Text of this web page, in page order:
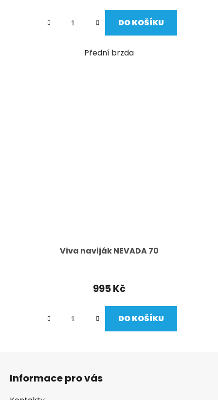
DO KOŠÍKU
Přední brzda
Viva naviják NEVADA 70
995 Kč
DO KOŠÍKU
Informace pro vás